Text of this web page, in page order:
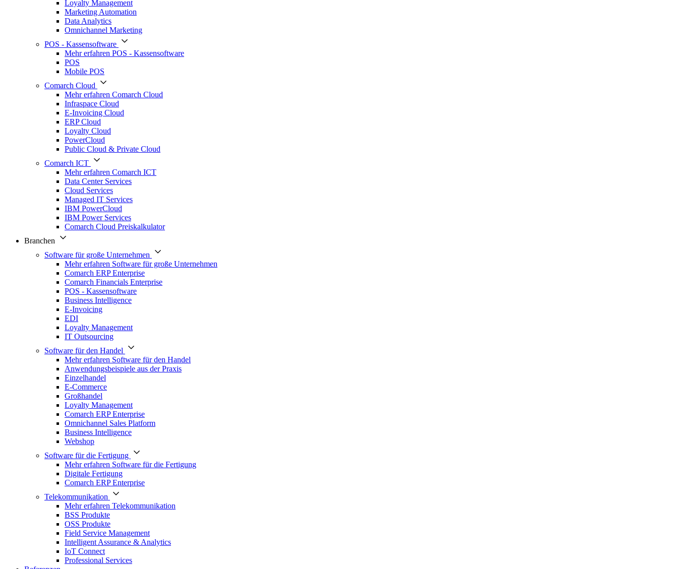
Loyalty Management
Marketing Automation
Data Analytics
Omnichannel Marketing
POS - Kassensoftware
Mehr erfahren POS - Kassensoftware
POS
Mobile POS
Comarch Cloud
Mehr erfahren Comarch Cloud
Infraspace Cloud
E-Invoicing Cloud
ERP Cloud
Loyalty Cloud
PowerCloud
Public Cloud & Private Cloud
Comarch ICT
Mehr erfahren Comarch ICT
Data Center Services
Cloud Services
Managed IT Services
IBM PowerCloud
IBM Power Services
Comarch Cloud Preiskalkulator
Branchen
Software für große Unternehmen
Mehr erfahren Software für große Unternehmen
Comarch ERP Enterprise
Comarch Financials Enterprise
POS - Kassensoftware
Business Intelligence
E-Invoicing
EDI
Loyalty Management
IT Outsourcing
Software für den Handel
Mehr erfahren Software für den Handel
Anwendungsbeispiele aus der Praxis
Einzelhandel
E-Commerce
Großhandel
Loyalty Management
Comarch ERP Enterprise
Omnichannel Sales Platform
Business Intelligence
Webshop
Software für die Fertigung
Mehr erfahren Software für die Fertigung
Digitale Fertigung
Comarch ERP Enterprise
Telekommunikation
Mehr erfahren Telekommunikation
BSS Produkte
OSS Produkte
Field Service Management
Intelligent Assurance & Analytics
IoT Connect
Professional Services